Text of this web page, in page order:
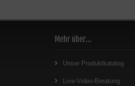
Mehr über...
Unser Produktkatalog
Live-Video-Beratung